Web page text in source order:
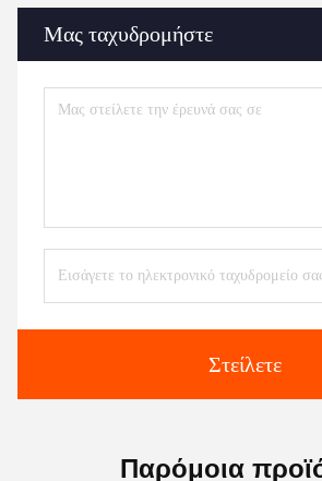
Μας ταχυδρομήστε
Στείλετε
Παρόμοια